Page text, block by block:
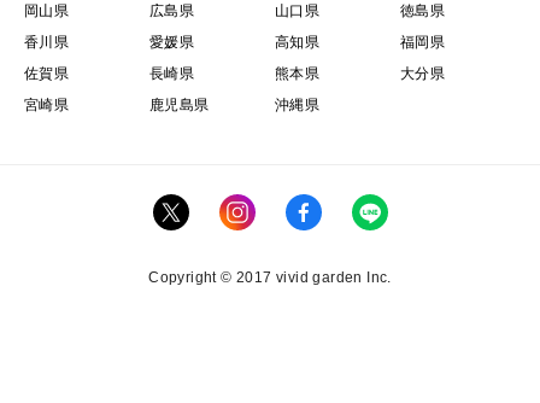
岡山県
広島県 山口県
徳島県
香川県
愛媛県 高知県
福岡県
佐賀県
長崎県 熊本県
大分県
宮崎県
鹿児島県 沖縄県
Copyright © 2017 vivid garden Inc.